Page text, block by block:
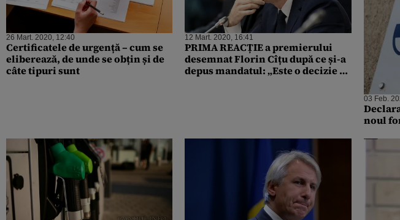
26 Mart. 2020, 12:40
Certificatele de urgență – cum se
eliberează, de unde se obțin și de
câte tipuri sunt
12 Mart. 2020, 16:41
PRIMA REACȚIE a premierului
desemnat Florin Cîțu după ce și-a
depus mandatul: „Este o decizie la
03 Feb.
noul